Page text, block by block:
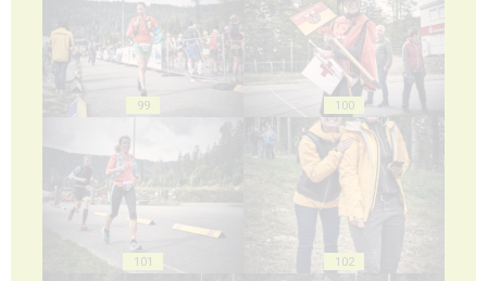
99 100
101 102